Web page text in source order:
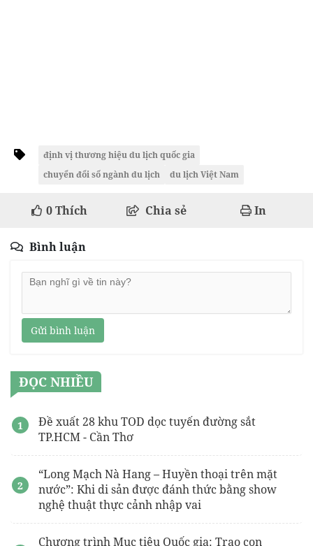
định vị thương hiệu du lịch quốc gia
chuyển đổi số ngành du lịch
du lịch Việt Nam
0Thích Chia sẻ In
Bình luận
Gửi bình luận
ĐỌC NHIỀU
Đề xuất 28 khu TOD dọc tuyến đường sắt
TP.HCM - Cần Thơ
“Long Mạch Nà Hang – Huyền thoại trên mặt
nước”: Khi di sản được đánh thức bằng show
nghệ thuật thực cảnh nhập vai
Chương trình Mục tiêu Quốc gia: Trao con